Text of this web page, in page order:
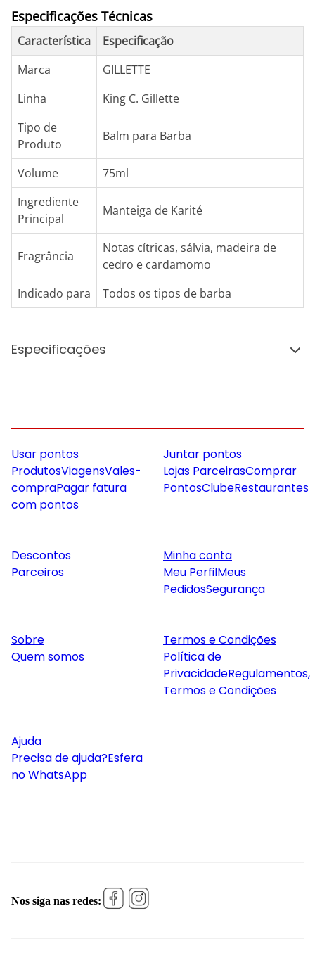
Especificações Técnicas
Característica
Especificação
Marca
GILLETTE
Linha
King C. Gillette
Tipo de
Produto
Balm para Barba
Volume
75ml
Ingrediente
Principal
Manteiga de Karité
Fragrância
Notas cítricas, sálvia, madeira de
cedro e cardamomo
Indicado para
Todos os tipos de barba
Especificações
Usar pontos
ProdutosViagensVales-
compraPagar fatura
com pontos
Juntar pontos
Lojas ParceirasComprar
PontosClubeRestaurantes
Descontos
Parceiros
Minha conta
Meu PerfilMeus
PedidosSegurança
Sobre
Quem somos
Termos e Condições
Política de
PrivacidadeRegulamentos,
Termos e Condições
Ajuda
Precisa de ajuda?Esfera
no WhatsApp
Nos siga nas redes: